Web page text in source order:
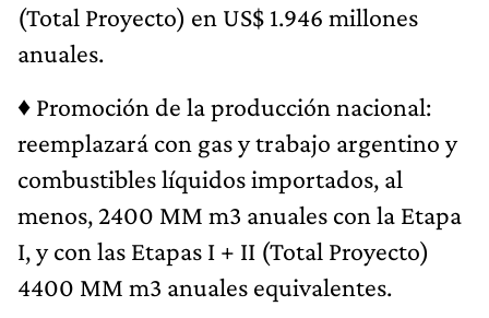
(Total Proyecto) en US$ 1.946 millones
anuales.
♦ Promoción de la producción nacional:
reemplazará con gas y trabajo argentino y
combustibles líquidos importados, al
menos, 2400 MM m3 anuales con la Etapa
I, y con las Etapas I + II (Total Proyecto)
4400 MM m3 anuales equivalentes.